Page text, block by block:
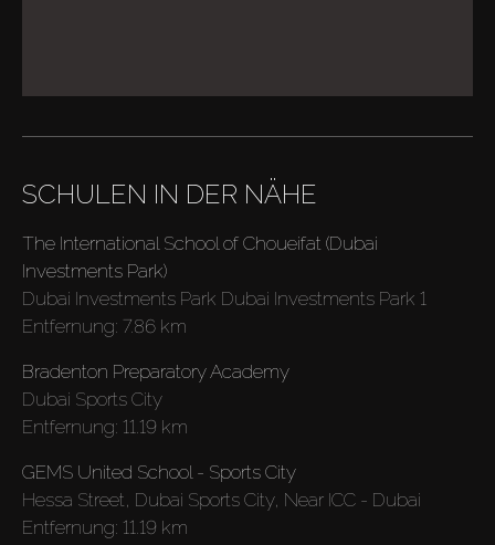
SCHULEN IN DER NÄHE
The International School of Choueifat (Dubai
Investments Park)
Dubai Investments Park Dubai Investments Park 1
Entfernung: 7.86 km
Bradenton Preparatory Academy
Dubai Sports City
Entfernung: 11.19 km
GEMS United School - Sports City
Hessa Street, Dubai Sports City, Near ICC - Dubai
Entfernung: 11.19 km